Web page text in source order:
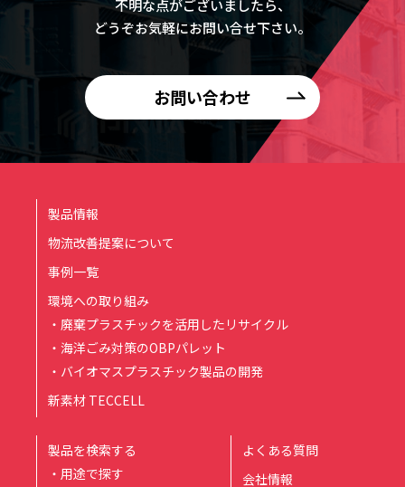
不明な点がございましたら、
どうぞお気軽にお問い合せ下さい。
お問い合わせ
製品情報
物流改善提案について
事例一覧
環境への取り組み
・廃棄プラスチックを活用したリサイクル
・海洋ごみ対策のOBPパレット
・バイオマスプラスチック製品の開発
新素材 TECCELL
製品を検索する
・用途で探す
よくある質問
会社情報